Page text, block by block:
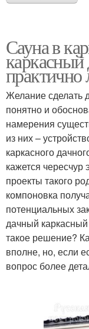
Сауна в
каркасный
практично
Желание сделать
понятно и
намерения
из них –
каркасного
кажется
проекты такого
компоновка
потенциальных
дачный
такое решение?
вполне, но, если
вопрос более